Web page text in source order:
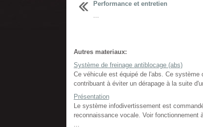
Performance et entretien
...
Autres materiaux:
Système de freinage antiblocage (abs)
Ce véhicule est équipé de l'abs. Ce système
contribuant à éviter un dérapage à la suite
Présentation
Le système infodivertissement est
reconnaissance vocale. Voir
...